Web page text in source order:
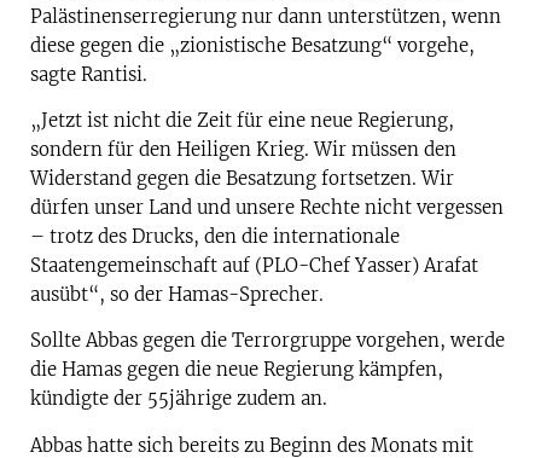
Palästinenserregierung nur dann unterstützen, wenn
diese gegen die „zionistische Besatzung“ vorgehe,
sagte Rantisi.
„Jetzt ist nicht die Zeit für eine neue Regierung,
sondern für den Heiligen Krieg. Wir müssen den
Widerstand gegen die Besatzung fortsetzen. Wir
dürfen unser Land und unsere Rechte nicht vergessen
– trotz des Drucks, den die internationale
Staatengemeinschaft auf (PLO-Chef Yasser) Arafat
ausübt“, so der Hamas-Sprecher.
Sollte Abbas gegen die Terrorgruppe vorgehen, werde
die Hamas gegen die neue Regierung kämpfen,
kündigte der 55jährige zudem an.
Abbas hatte sich bereits zu Beginn des Monats mit